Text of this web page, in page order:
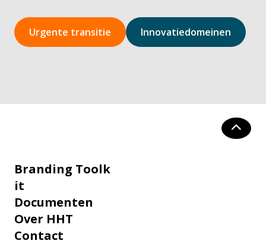
Urgente transitie Innovatiedomeinen
Branding Toolk
it
Documenten
Over HHT
Contact